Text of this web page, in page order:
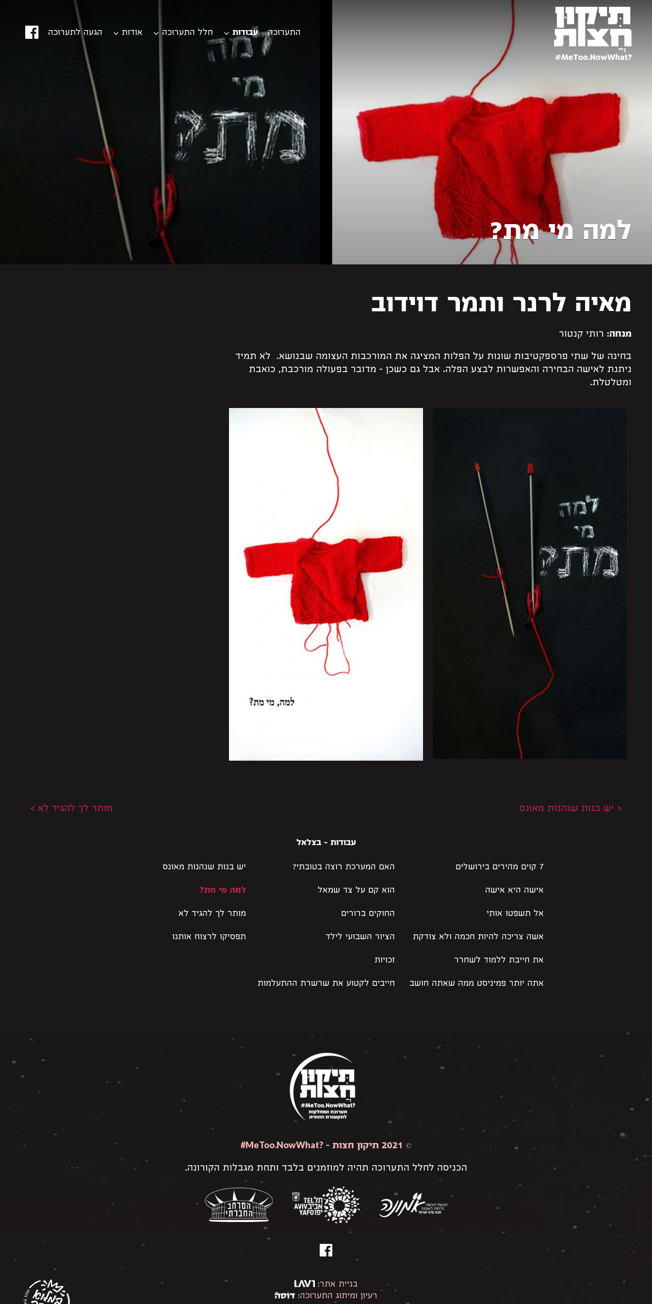
התערוכה עבודות חלל התערוכה אודות הגעה לתערוכה
למה מי מת?
מאיה לרנר ותמר דוידוב
מנחה: רותי קנטור
בחינה של שתי פרספקטיבות שונות על הפלות המציגה את המורכבות העצומה שבנושא. לא תמיד
ניתנת לאישה הבחירה והאפשרות לבצע הפלה. אבל גם כשכן – מדובר בפעולה מורכבת, כואבת
ומטלטלת.
מותר לך להגיד לא > < יש בנות שנהנות מאונס
עבודות - בצלאל
7 קוים מהירים בירושלים
אישה היא אישה
אל תשפטו אותי
אשה צריכה להיות חכמה ולא צודקת
את חייבת ללמוד לשחרר
אתה יותר פמיניסט ממה שאתה חושב
האם המערכת רוצה בטובתי?
הוא קם על צד שמאל
החוקים ברורים
הציור השבועי לילד
זכויות
חייבים לקטוע את שרשרת ההתעלמות
יש בנות שנהנות מאונס
למה מי מת?
מותר לך להגיד לא
תפסיקו לרצוח אותנו
© 2021 תיקון חצות – #MeToo.NowWhat?
הכניסה לחלל התערוכה תהיה למוזמנים בלבד ותחת מגבלות הקורונה.
פייסבוק
בניית אתר:
רעיון ומיתוג התערוכה: